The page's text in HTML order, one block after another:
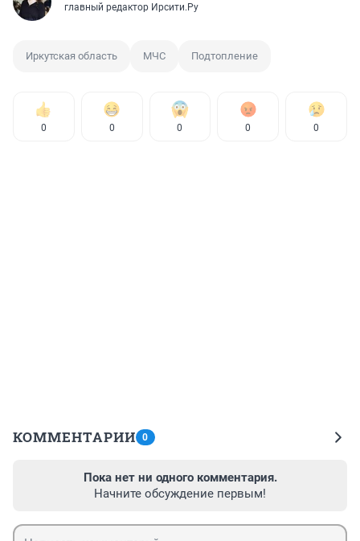
главный редактор Ирсити.Ру
Иркутская область МЧС Подтопление
0 0 0 0 0
КОММЕНТАРИИ 0
Пока нет ни одного комментария.
Начните обсуждение первым!